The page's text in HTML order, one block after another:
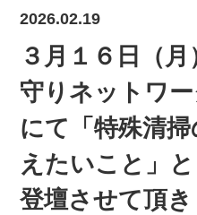
３月１６日（
守りネットワ
にて「特殊清
えたいこと」
登壇させて頂き
2026.02.19